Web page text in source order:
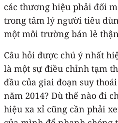
các thương hiệu phải đối
trong tâm lý người tiêu
một môi trường bán lẻ
Câu hỏi được chú ý nhất
là một sự điều chỉnh tạm
đầu của giai đoạn suy
năm 2014? Dù thế nào đi
hiệu xa xỉ cũng cần phải